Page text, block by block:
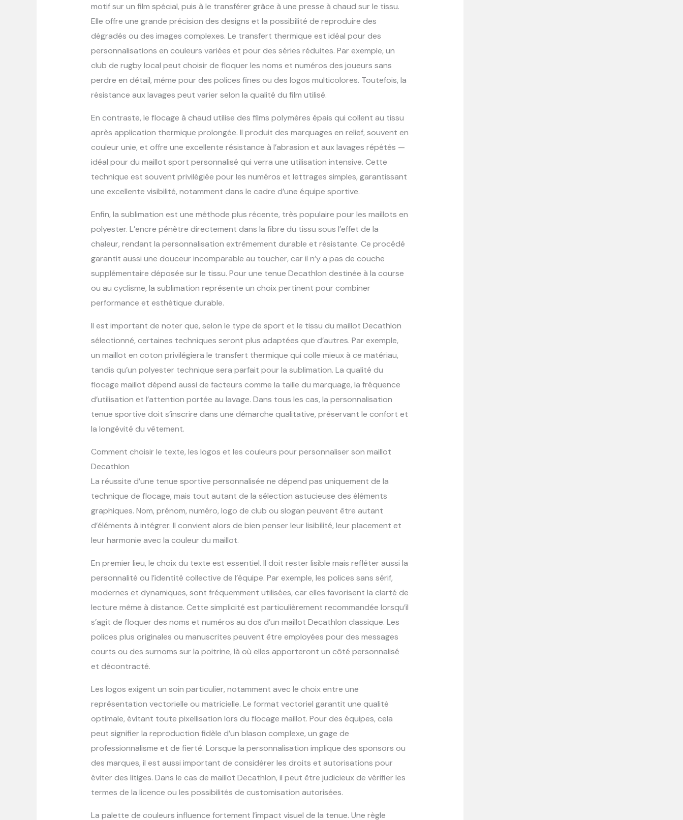
motif sur un film spécial, puis à le transférer grâce à une presse à chaud sur le tissu.
Elle offre une grande précision des designs et la possibilité de reproduire des
dégradés ou des images complexes. Le transfert thermique est idéal pour des
personnalisations en couleurs variées et pour des séries réduites. Par exemple, un
club de rugby local peut choisir de floquer les noms et numéros des joueurs sans
perdre en détail, même pour des polices fines ou des logos multicolores. Toutefois, la
résistance aux lavages peut varier selon la qualité du film utilisé.
En contraste, le flocage à chaud utilise des films polymères épais qui collent au tissu
après application thermique prolongée. Il produit des marquages en relief, souvent en
couleur unie, et offre une excellente résistance à l’abrasion et aux lavages répétés —
idéal pour du maillot sport personnalisé qui verra une utilisation intensive. Cette
technique est souvent privilégiée pour les numéros et lettrages simples, garantissant
une excellente visibilité, notamment dans le cadre d’une équipe sportive.
Enfin, la sublimation est une méthode plus récente, très populaire pour les maillots en
polyester. L’encre pénètre directement dans la fibre du tissu sous l’effet de la
chaleur, rendant la personnalisation extrêmement durable et résistante. Ce procédé
garantit aussi une douceur incomparable au toucher, car il n’y a pas de couche
supplémentaire déposée sur le tissu. Pour une tenue Decathlon destinée à la course
ou au cyclisme, la sublimation représente un choix pertinent pour combiner
performance et esthétique durable.
Il est important de noter que, selon le type de sport et le tissu du maillot Decathlon
sélectionné, certaines techniques seront plus adaptées que d’autres. Par exemple,
un maillot en coton privilégiera le transfert thermique qui colle mieux à ce matériau,
tandis qu’un polyester technique sera parfait pour la sublimation. La qualité du
flocage maillot dépend aussi de facteurs comme la taille du marquage, la fréquence
d’utilisation et l’attention portée au lavage. Dans tous les cas, la personnalisation
tenue sportive doit s’inscrire dans une démarche qualitative, préservant le confort et
la longévité du vêtement.
Comment choisir le texte, les logos et les couleurs pour personnaliser son maillot
Decathlon
La réussite d’une tenue sportive personnalisée ne dépend pas uniquement de la
technique de flocage, mais tout autant de la sélection astucieuse des éléments
graphiques. Nom, prénom, numéro, logo de club ou slogan peuvent être autant
d’éléments à intégrer. Il convient alors de bien penser leur lisibilité, leur placement et
leur harmonie avec la couleur du maillot.
En premier lieu, le choix du texte est essentiel. Il doit rester lisible mais refléter aussi la
personnalité ou l’identité collective de l’équipe. Par exemple, les polices sans sérif,
modernes et dynamiques, sont fréquemment utilisées, car elles favorisent la clarté de
lecture même à distance. Cette simplicité est particulièrement recommandée lorsqu’il
s’agit de floquer des noms et numéros au dos d’un maillot Decathlon classique. Les
polices plus originales ou manuscrites peuvent être employées pour des messages
courts ou des surnoms sur la poitrine, là où elles apporteront un côté personnalisé
et décontracté.
Les logos exigent un soin particulier, notamment avec le choix entre une
représentation vectorielle ou matricielle. Le format vectoriel garantit une qualité
optimale, évitant toute pixellisation lors du flocage maillot. Pour des équipes, cela
peut signifier la reproduction fidèle d’un blason complexe, un gage de
professionnalisme et de fierté. Lorsque la personnalisation implique des sponsors ou
des marques, il est aussi important de considérer les droits et autorisations pour
éviter des litiges. Dans le cas de maillot Decathlon, il peut être judicieux de vérifier les
termes de la licence ou les possibilités de customisation autorisées.
La palette de couleurs influence fortement l’impact visuel de la tenue. Une règle